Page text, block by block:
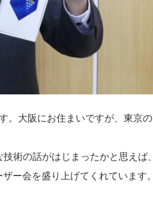
。大阪にお住まいですが、東京の
術の話がはじまったかと思えば、
ー会を盛り上げてくれています。